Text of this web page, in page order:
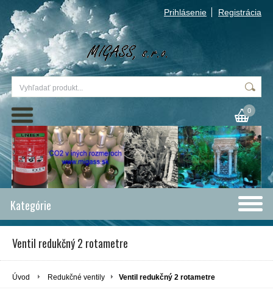
Prihlásenie Registrácia
0
Kategórie
Ventil redukčný 2 rotametre
Úvod Redukčné ventily Ventil redukčný 2 rotametre